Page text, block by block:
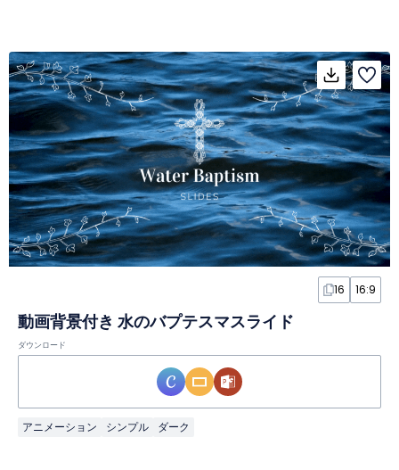
16 16:9
動画背景付き 水のバプテスマスライド
ダウンロード
アニメーション シンプル ダーク